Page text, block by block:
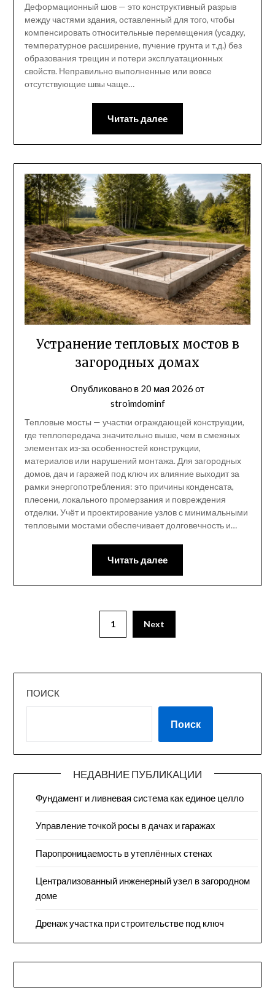
Деформационный шов — это конструктивный разрыв
между частями здания, оставленный для того, чтобы
компенсировать относительные перемещения (усадку,
температурное расширение, пучение грунта и т.д.) без
образования трещин и потери эксплуатационных
свойств. Неправильно выполненные или вовсе
отсутствующие швы чаще…
Читать далее
Устранение тепловых мостов в
загородных домах
Опубликовано в 20 мая 2026 от
stroimdominf
Тепловые мосты — участки ограждающей конструкции,
где теплопередача значительно выше, чем в смежных
элементах из-за особенностей конструкции,
материалов или нарушений монтажа. Для загородных
домов, дач и гаражей под ключ их влияние выходит за
рамки энергопотребления: это причины конденсата,
плесени, локального промерзания и повреждения
отделки. Учёт и проектирование узлов с минимальными
тепловыми мостами обеспечивает долговечность и…
Читать далее
1 Next
ПОИСК
Поиск
НЕДАВНИЕ ПУБЛИКАЦИИ
Фундамент и ливневая система как единое целло
Управление точкой росы в дачах и гаражах
Паропроницаемость в утеплённых стенах
Централизованный инженерный узел в загородном
доме
Дренаж участка при строительстве под ключ